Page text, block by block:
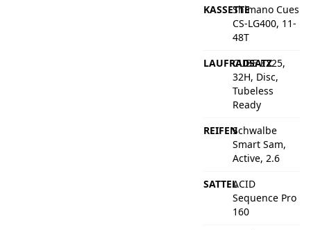
KASSETTEShimano Cues
CS-LG400, 11-
48T
LAUFRADSATZ
CUBE EX25,
32H, Disc,
Tubeless
Ready
REIFENSchwalbe
Smart Sam,
Active, 2.6
SATTELACID
Sequence Pro
160